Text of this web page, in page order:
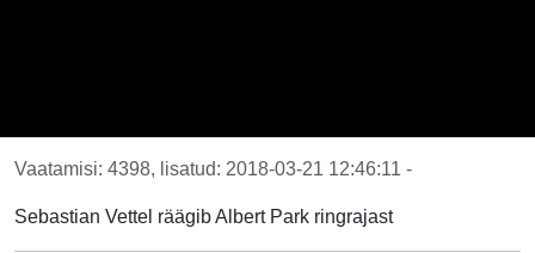
Vaatamisi: 4398, lisatud: 2018-03-21 12:46:11 -
Sebastian Vettel räägib Albert Park ringrajast